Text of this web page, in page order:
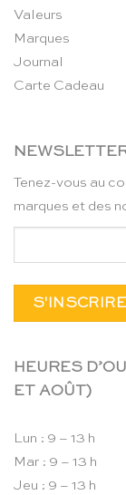
Valeurs
Marques
Journal
Carte Cadeau
Tenez-vous au
marques et des
HEURES
ET AOÛT)
Lun : 9 – 13 h
Mar : 9 – 13 h
Jeu : 9 – 13 h